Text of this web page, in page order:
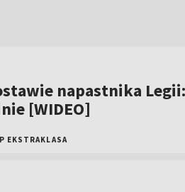
napastnika Legii:
[WIDEO]
EKSTRAKLASA